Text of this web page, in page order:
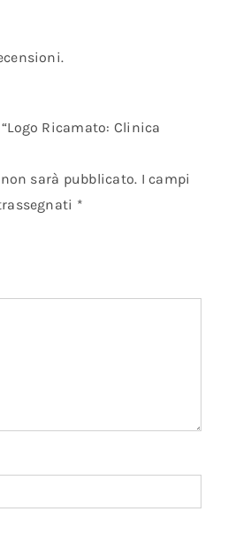
Ricamato: Clinica
sarà pubblicato. I campi
*